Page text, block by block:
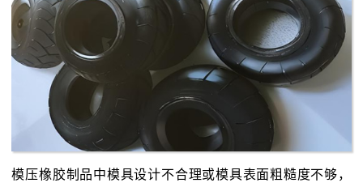
模压橡胶制品中模具设计不合理或模具表面粗糙度不够，